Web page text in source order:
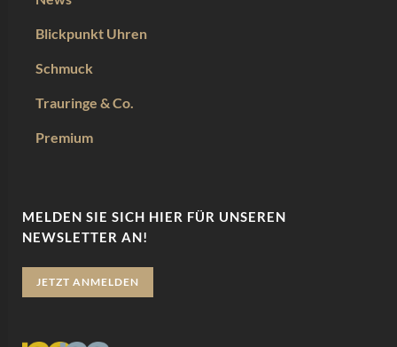
Blickpunkt Uhren
Schmuck
Trauringe & Co.
Premium
MELDEN SIE SICH HIER FÜR UNSEREN
NEWSLETTER AN!
JETZT ANMELDEN